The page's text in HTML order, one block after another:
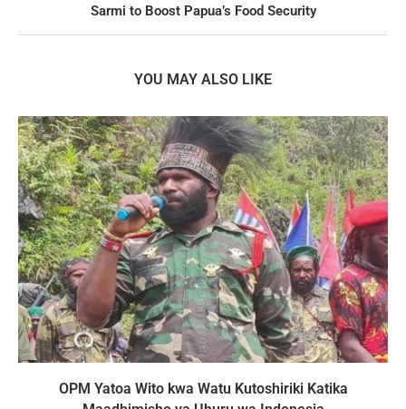
Sarmi to Boost Papua’s Food Security
YOU MAY ALSO LIKE
OPM Yatoa Wito kwa Watu Kutoshiriki Katika